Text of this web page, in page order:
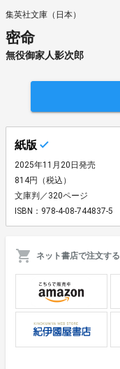
集英社文庫（日本）
密命
無役御家人影次郎
紙版
2025年11月20日発売
814円（税込）
文庫判／320ページ
ISBN：978-4-08-744837-5
ネット書店で注文する